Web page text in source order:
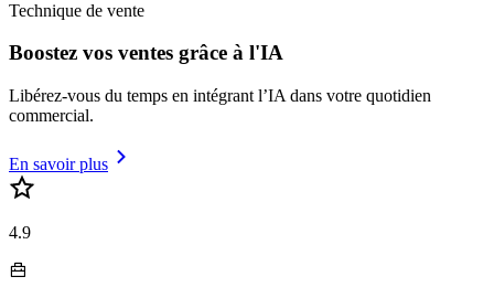
Technique de vente
Boostez vos ventes grâce à l'IA
Libérez-vous du temps en intégrant l’IA dans votre quotidien
commercial.
En savoir plus
4.9